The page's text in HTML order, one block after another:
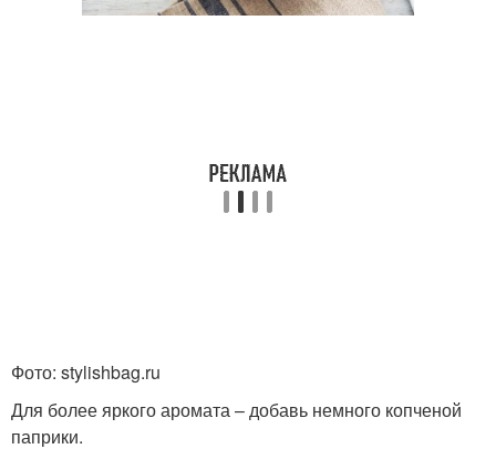
Фото: stylishbag.ru
Для более яркого аромата – добавь немного копченой
паприки.